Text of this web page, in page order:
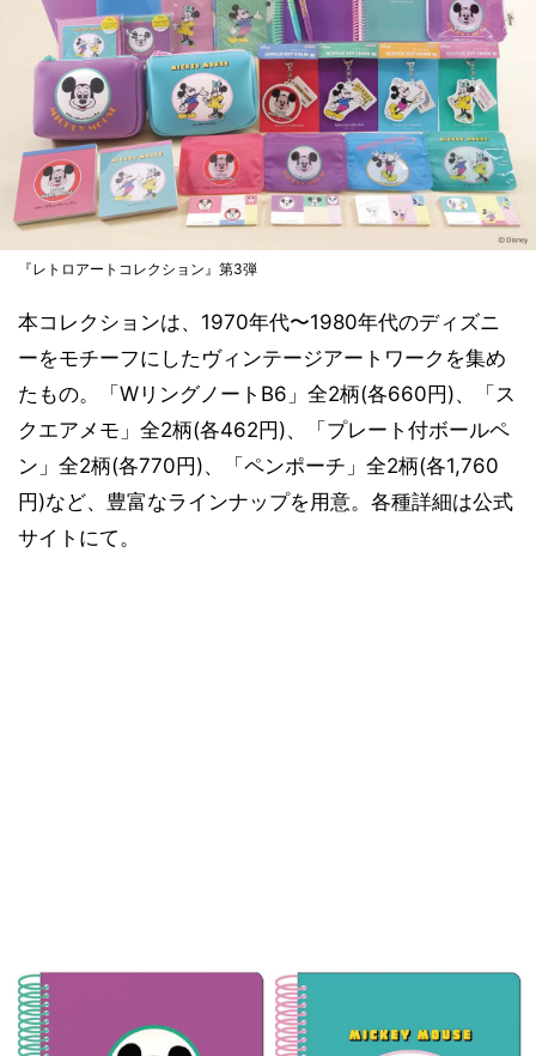
『レトロアートコレクション』第3弾
本コレクションは、1970年代〜1980年代のディズニ
ーをモチーフにしたヴィンテージアートワークを集め
たもの。「WリングノートB6」全2柄(各660円)、「ス
クエアメモ」全2柄(各462円)、「プレート付ボールペ
ン」全2柄(各770円)、「ペンポーチ」全2柄(各1,760
円)など、豊富なラインナップを用意。各種詳細は公式
サイトにて。